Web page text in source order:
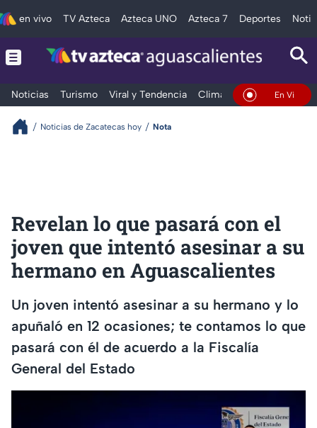
en vivo TV Azteca Azteca UNO Azteca 7 Deportes
Noticias Turismo Viral y Tendencia Clima DeportesEn Vivo
Noticias de Zacatecas hoy Nota
Revelan lo que pasará con el
joven que intentó asesinar a su
hermano en Aguascalientes
Un joven intentó asesinar a su hermano y lo
apuñaló en 12 ocasiones; te contamos lo que
pasará con él de acuerdo a la Fiscalía
General del Estado